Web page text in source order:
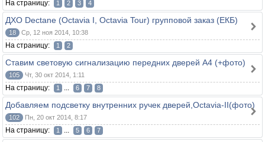
На страницу: 1 2 3 4
ДХО Dectane (Octavia I, Octavia Tour) групповой заказ (ЕКБ)
18 Ср, 12 ноя 2014, 10:38
На страницу: 1 2
Ставим световую сигнализацию передних дверей A4 (+фото)
105 Чт, 30 окт 2014, 1:11
На страницу: 1 ... 6 7 8
Добавляем подсветку внутренних ручек дверей,Octavia-II(фото)
102 Пн, 20 окт 2014, 8:17
На страницу: 1 ... 5 6 7